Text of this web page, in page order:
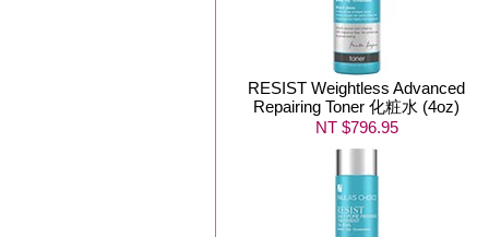
RESIST Weightless Advanced
Repairing Toner 化粧水 (4oz)
NT $796.95